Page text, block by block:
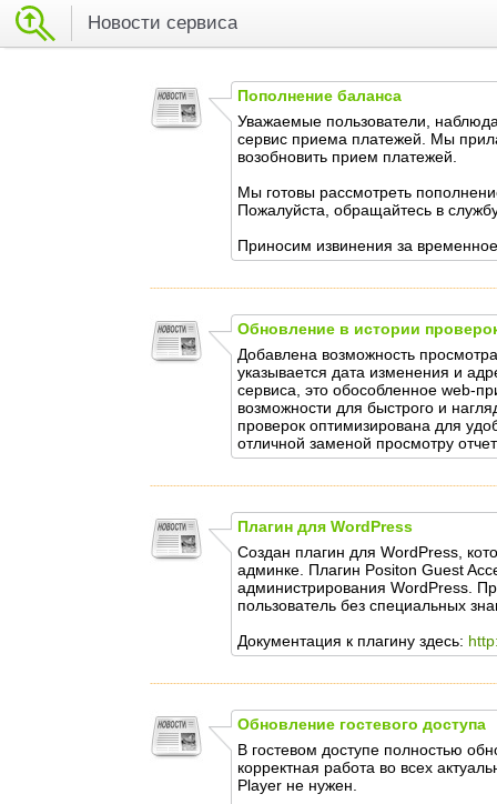
Новости сервиса
Пополнение баланса
Уважаемые пользователи,
сервис приема платежей. Мы
возобновить прием платежей.
Мы готовы рассмотреть
Пожалуйста, обращайтесь в
Приносим извинения за
Обновление в истории
Добавлена возможность
указывается дата изменения и
сервиса, это обособленное web-
возможности для быстрого и
проверок оптимизирована для
отличной заменой просмотру
Плагин для WordPress
Создан плагин для WordPress,
админке. Плагин Positon Guest
администрирования WordPress.
пользователь без специальных
Документация к плагину здесь:
Обновление гостевого доступа
В гостевом доступе полностью
корректная работа во всех
Player не нужен.